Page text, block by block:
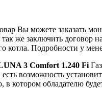
Вы можете заказать
же заключить договор
котла. Подробности у
3 Comfort 1.240 Fi
возможность
в котором обладателю